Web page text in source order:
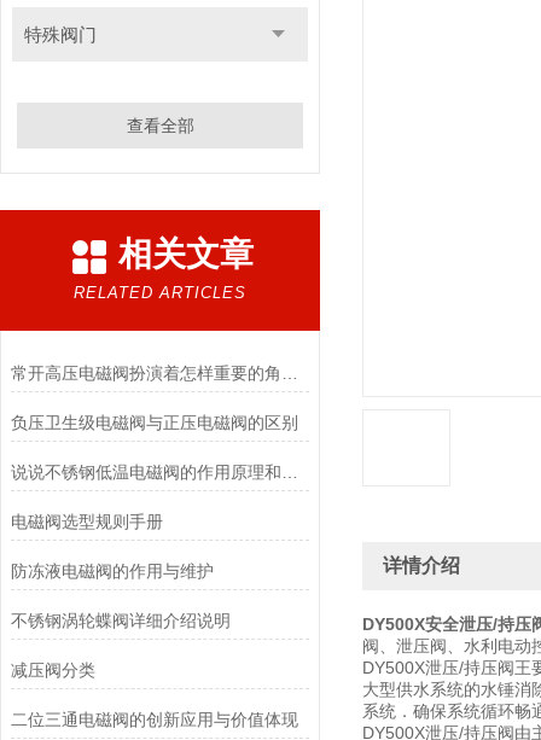
特殊阀门
查看全部
相关文章
RELATED ARTICLES
负压卫生级电磁阀与正压电磁阀的区别
电磁阀选型规则手册
防冻液电磁阀的作用与维护
不锈钢涡轮蝶阀详细介绍说明
减压阀分类
二位三通电磁阀的创新应用与价值体现
详情介绍
DY500X安全泄压/持压
阀、泄压阀、水利电动
DY500X泄压/持压阀王
大型供水系统的水锤消
系统．确保系统循环畅
DY500X泄压/持压阀由